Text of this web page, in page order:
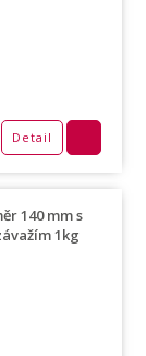
Detail
140 mm s
1kg